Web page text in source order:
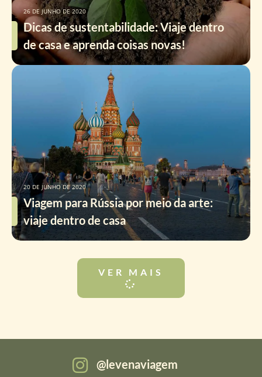
Dicas de sustentabilidade: Viaje dentro
de casa e aprenda coisas novas!
26 DE JUNHO DE 2020
Viagem para Rússia por meio da arte:
viaje dentro de casa
20 DE JUNHO DE 2020
VER MAIS
levenaviagem